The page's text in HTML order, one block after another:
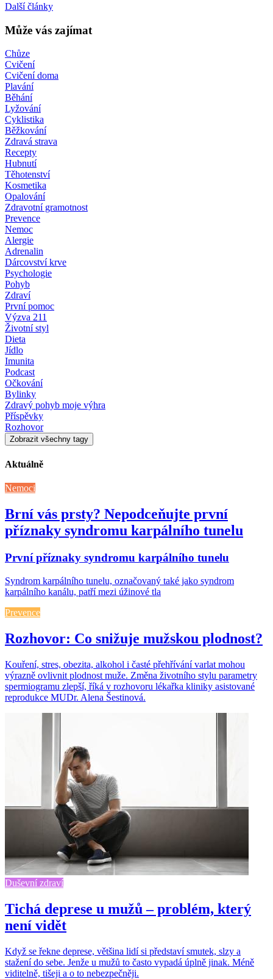
Další články
Může vás zajímat
Chůze
Cvičení
Cvičení doma
Plavání
Běhání
Lyžování
Cyklistika
Běžkování
Zdravá strava
Recepty
Hubnutí
Těhotenství
Kosmetika
Opalování
Zdravotní gramotnost
Prevence
Nemoc
Alergie
Adrenalin
Dárcovství krve
Psychologie
Pohyb
Zdraví
První pomoc
Výzva 211
Životní styl
Dieta
Jídlo
Imunita
Podcast
Očkování
Bylinky
Zdravý pohyb moje výhra
Příspěvky
Rozhovor
Zobrazit všechny tagy
Aktuálně
Nemoci
Brní vás prsty? Nepodceňujte první
příznaky syndromu karpálního tunelu
První příznaky syndromu karpálního tunelu
Syndrom karpálního tunelu, označovaný také jako syndrom
karpálního kanálu, patří mezi úžinové tla
Prevence
Rozhovor: Co snižuje mužskou plodnost?
Kouření, stres, obezita, alkohol i časté přehřívání varlat mohou
výrazně ovlivnit plodnost muže. Změna životního stylu parametry
spermiogramu zlepší, říká v rozhovoru lékařka kliniky asistované
reprodukce MUDr. Alena Šestinová.
Duševní zdraví
Tichá deprese u mužů – problém, který
není vidět
Když se řekne deprese, většina lidí si představí smutek, slzy a
stažení do sebe. Jenže u mužů to často vypadá úplně jinak. Méně
viditelně, tišeji a o to nebezpečněji.